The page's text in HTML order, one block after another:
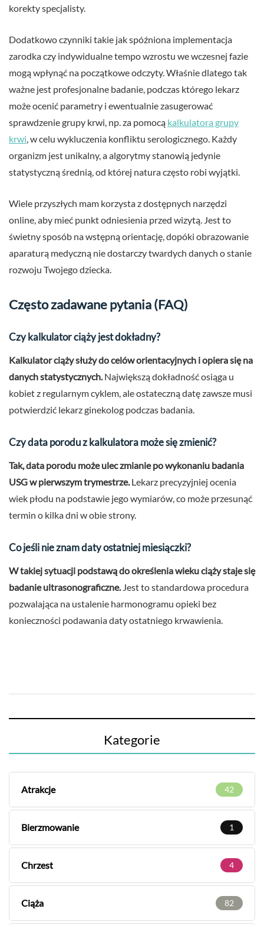
korekty specjalisty.
Dodatkowo czynniki takie jak spóźniona implementacja
zarodka czy indywidualne tempo wzrostu we wczesnej fazie
mogą wpłynąć na początkowe odczyty. Właśnie dlatego tak
ważne jest profesjonalne badanie, podczas którego lekarz
może ocenić parametry i ewentualnie zasugerować
sprawdzenie grupy krwi, np. za pomocą kalkulatora grupy
krwi , w celu wykluczenia konfliktu serologicznego. Każdy
organizm jest unikalny, a algorytmy stanowią jedynie
statystyczną średnią, od której natura często robi wyjątki.
Wiele przyszłych mam korzysta z dostępnych narzędzi
online, aby mieć punkt odniesienia przed wizytą. Jest to
świetny sposób na wstępną orientację, dopóki obrazowanie
aparaturą medyczną nie dostarczy twardych danych o stanie
rozwoju Twojego dziecka.
Często zadawane pytania (FAQ)
Czy kalkulator ciąży jest dokładny?
Kalkulator ciąży służy do celów orientacyjnych i opiera się na
danych statystycznych. Największą dokładność osiąga u
kobiet z regularnym cyklem, ale ostateczną datę zawsze musi
potwierdzić lekarz ginekolog podczas badania.
Czy data porodu z kalkulatora może się zmienić?
Tak, data porodu może ulec zmianie po wykonaniu badania
USG w pierwszym trymestrze. Lekarz precyzyjniej ocenia
wiek płodu na podstawie jego wymiarów, co może przesunąć
termin o kilka dni w obie strony.
Co jeśli nie znam daty ostatniej miesiączki?
W takiej sytuacji podstawą do określenia wieku ciąży staje się
badanie ultrasonograficzne. Jest to standardowa procedura
pozwalająca na ustalenie harmonogramu opieki bez
konieczności podawania daty ostatniego krwawienia.
Kategorie
Atrakcje 42
Bierzmowanie 1
Chrzest 4
Ciąża 82